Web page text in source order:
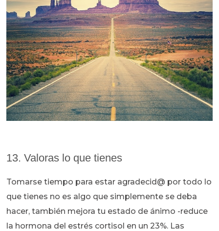
13. Valoras lo que tienes
Tomarse tiempo para estar agradecid@ por todo lo
que tienes no es algo que simplemente se deba
hacer, también mejora tu estado de ánimo -reduce
la hormona del estrés cortisol en un 23%. Las